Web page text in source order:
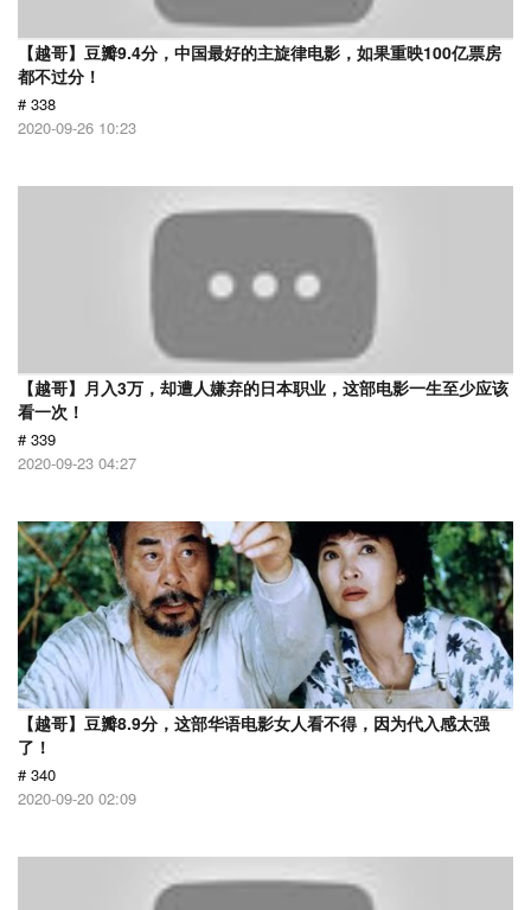
【越哥】豆瓣9.4分，中国最好的主旋律电影，如果重映100亿票房
都不过分！
# 338
2020-09-26 10:23
【越哥】月入3万，却遭人嫌弃的日本职业，这部电影一生至少应该
看一次！
# 339
2020-09-23 04:27
【越哥】豆瓣8.9分，这部华语电影女人看不得，因为代入感太强
了！
# 340
2020-09-20 02:09